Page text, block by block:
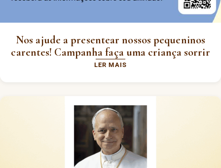
Nos ajude a presentear nossos pequeninos
carentes! Campanha faça uma criança sorrir
LER MAIS